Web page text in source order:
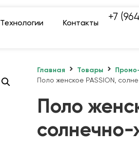
Технологии Контакты
+7
Главная Товары
Поло женское PASSION,
Поло
солнечно-